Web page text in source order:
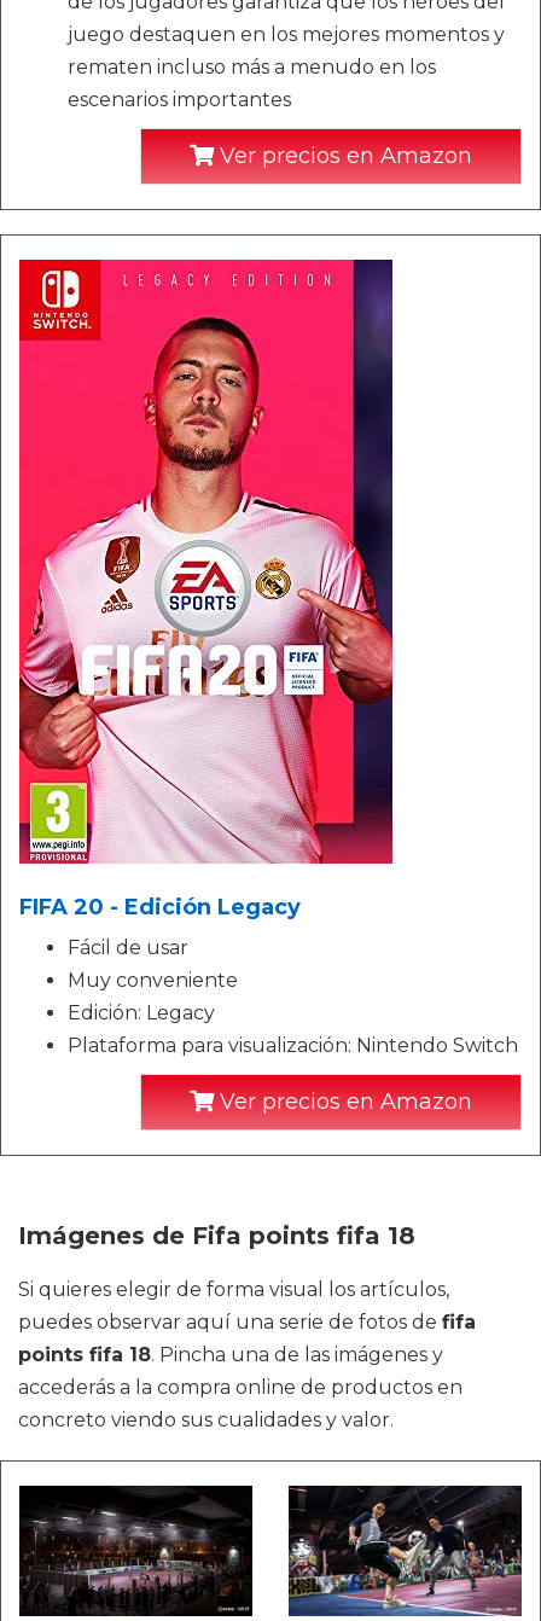
juego destaquen en los mejores momentos y
rematen incluso más a menudo en los
escenarios importantes
Ver precios en Amazon
FIFA 20 - Edición Legacy
Fácil de usar
Muy conveniente
Edición: Legacy
Plataforma para visualización: Nintendo Switch
Ver precios en Amazon
Imágenes de Fifa points fifa 18
Si quieres elegir de forma visual los artículos,
puedes observar aquí una serie de fotos de fifa
points fifa 18. Pincha una de las imágenes y
accederás a la compra online de productos en
concreto viendo sus cualidades y valor.